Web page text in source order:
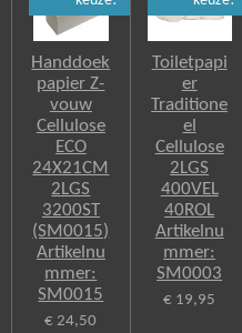
Handdoek
papier Z-
vouw
Cellulose
ECO
24X21CM
2LGS
3200ST
(SM0015)
Artikelnu
mmer:
SM0015
€ 24,50
Toiletpapi
er
Traditione
el
Cellulose
2LGS
400VEL
40ROL
Artikelnu
mmer:
SM0003
€ 19,95